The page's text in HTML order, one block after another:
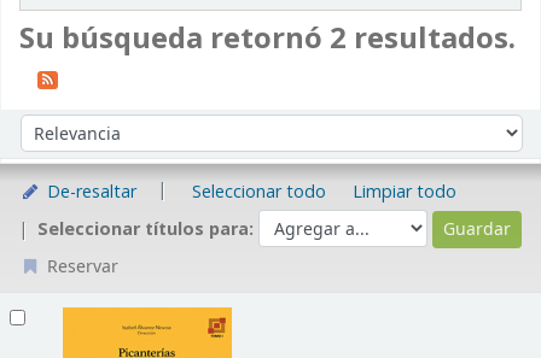
Su búsqueda retornó 2 resultados.
Ordenar por:
De-resaltar Seleccionar todo
Limpiar todo
Seleccionar títulos para:
Reservar